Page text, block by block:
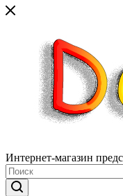
Интернет-магазин